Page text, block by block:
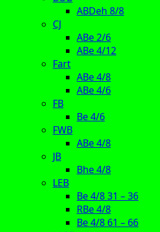
ABDeh 8/8
CJ
ABe 2/6
ABe 4/12
Fart
ABe 4/8
ABe 4/6
FB
Be 4/6
FWB
ABe 4/8
JB
Bhe 4/8
LEB
Be 4/8 31 – 36
RBe 4/8
Be 4/8 61 – 66